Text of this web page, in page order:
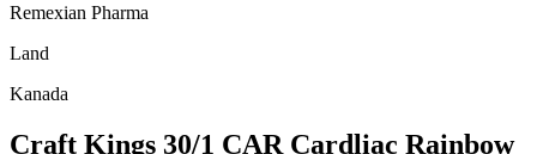
Remexian Pharma
Land
Kanada
Craft Kings 30/1 CAR Cardliac Rainbow